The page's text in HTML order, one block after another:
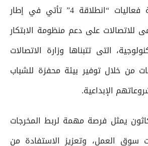
(NTI)، أن استضافة فعاليات “انطلاقة 4” تأتي في إطار
على دعم منظومة الابتكار
التى تتبناها وزارة الاتصالات
من خلال توفير بيئة محفزة للشباب
الإبداعية.
يمثل فرصة مهمة لربط المخرجات
سوق العمل، وتعزيز الاستفادة من